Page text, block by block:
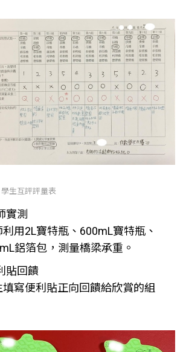
學生互評評量表
實測
利用2L寶特瓶、600mL寶特瓶、
鋁箔包，測量橋梁承重。
貼回饋
填寫便利貼正向回饋給欣賞的組